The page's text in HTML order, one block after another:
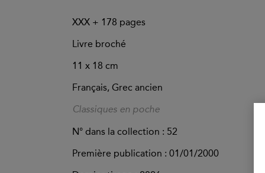
XXX + 178 pages
Livre broché
11 x 18 cm
Français, Grec ancien
Classiques en poche
N° dans la collection : 52
Première publication : 01/01/2000